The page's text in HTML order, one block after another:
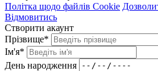
Політка щодо файлів Cookie
Відмовитись
Створити акаунт
Прізвище*
Ім'я*
День народження